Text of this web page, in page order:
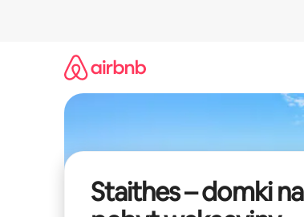
Staithes – domki na